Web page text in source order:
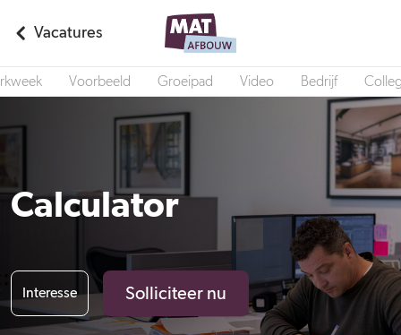
Vacatures
Voorbeeld Groeipad Video Bedrijf
Calculator
Interesse Solliciteer nu